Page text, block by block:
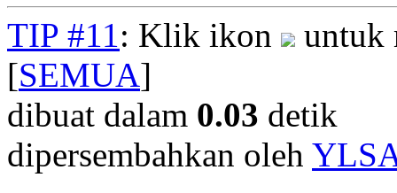
TIP #11: Klik ikon
untuk
[SEMUA]
dibuat dalam 0.03 detik
dipersembahkan oleh